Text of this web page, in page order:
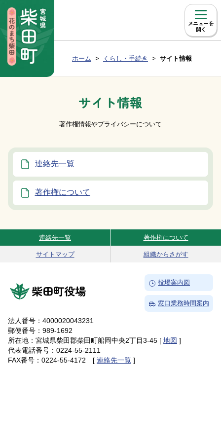
メニュー
Group NAV 現在位置：
ホーム くらし・手続き サイト情報
サイト情報
著作権情報やプライバシーについて
連絡先一覧
著作権について
Site Navigation
連絡先一覧 著作権について
サイトマップ 組織からさがす
柴田町役場
→
役場案内図
→
窓口業務時間案内
法人番号：4000020043231
郵便番号：989-1692
所在地：宮城県柴田郡柴田町船岡中央2丁目3-45 [ 地図 ]
代表電話番号：0224-55-2111
FAX番号：0224-55-4172 [ 連絡先一覧 ]